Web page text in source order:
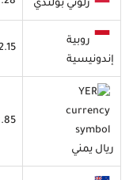
زلوتي بولندي
روبية
إندونيسية
ريال يمني